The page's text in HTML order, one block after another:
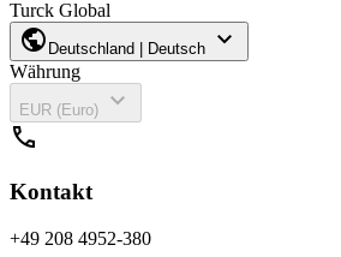
Turck Global
public Deutschland | Deutsch expand_more
Währung
EUR (Euro)
expand_more
call
Kontakt
+49 208 4952-380